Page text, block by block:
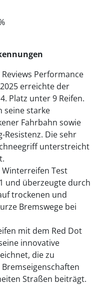
Performance
erreichte der
Platz unter 9 Reifen.
seine starke
Fahrbahn sowie
Resistenz. Die sehr
unterstreicht
Test
und überzeugte durch
trockenen und
Bremswege bei
mit dem Red Dot
innovative
die zu
Straßen beiträgt.